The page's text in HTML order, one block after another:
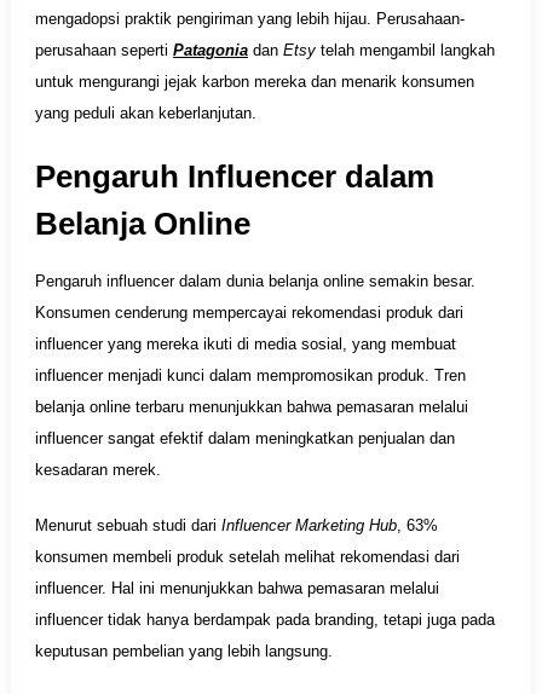
mengadopsi praktik pengiriman yang lebih hijau. Perusahaan-
perusahaan seperti Patagoniadan Etsytelah mengambil langkah
untuk mengurangi jejak karbon mereka dan menarik konsumen
yang peduli akan keberlanjutan.
Pengaruh Influencer dalam
Belanja Online
Pengaruh influencer dalam dunia belanja online semakin besar.
Konsumen cenderung mempercayai rekomendasi produk dari
influencer yang mereka ikuti di media sosial, yang membuat
influencer menjadi kunci dalam mempromosikan produk. Tren
belanja online terbaru menunjukkan bahwa pemasaran melalui
influencer sangat efektif dalam meningkatkan penjualan dan
kesadaran merek.
Menurut sebuah studi dari Influencer Marketing Hub, 63%
konsumen membeli produk setelah melihat rekomendasi dari
influencer. Hal ini menunjukkan bahwa pemasaran melalui
influencer tidak hanya berdampak pada branding, tetapi juga pada
keputusan pembelian yang lebih langsung.